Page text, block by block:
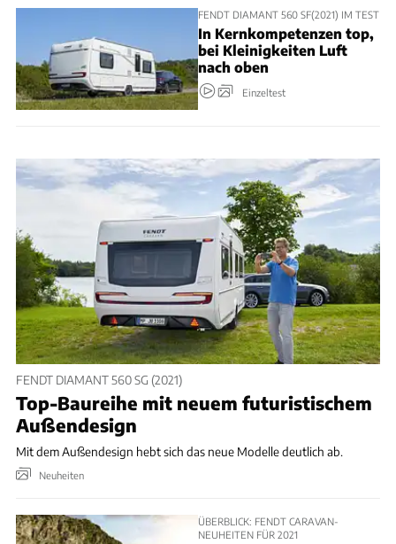
FENDT DIAMANT 560 SF(2021) IM TEST
In Kernkompetenzen top,
bei Kleinigkeiten Luft
nach oben
Einzeltest
FENDT DIAMANT 560 SG (2021)
Top-Baureihe mit neuem futuristischem
Außendesign
Mit dem Außendesign hebt sich das neue Modelle deutlich ab.
Neuheiten
ÜBERBLICK: FENDT CARAVAN-
NEUHEITEN FÜR 2021